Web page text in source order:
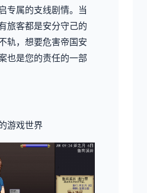
专属的支线剧情。当
旅客都是安分守己的
轨，想要危害帝国安
也是您的责任的一部
游戏世界